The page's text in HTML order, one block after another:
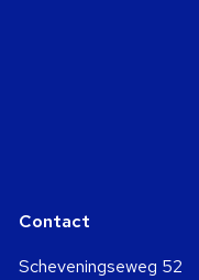
Contact
Scheveningseweg 52